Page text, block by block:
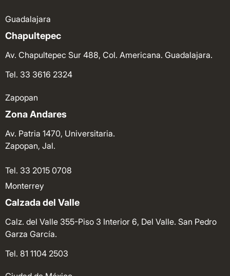
Guadalajara
Chapultepec
Av. Chapultepec Sur 488, Col. Americana. Guadalajara.
Tel. 33 3616 2324
Zapopan
Zona Andares
Av. Patria 1470, Universitaria.
Zapopan, Jal.
Tel. 33 2015 0708
Monterrey
Calzada del Valle
Calz. del Valle 355-Piso 3 Interior 6, Del Valle. San Pedro
Garza García.
Tel. 81 1104 2503